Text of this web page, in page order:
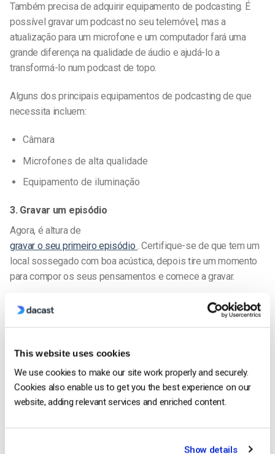
This website uses cookies
We use cookies to make our site work properly and securely.
Cookies also enable us to get you the best experience on our
website, adding relevant services and enriched content.
Show details
Também precisa de adquirir equipamento de podcasting. É
possível gravar um podcast no seu telemóvel, mas a
atualização para um microfone e um computador fará uma
grande diferença naqualidade de áudio e ajudá-lo a
transformá-lo num podcast de topo.
Alguns dos principais equipamentos de podcasting de que
necessita incluem:
Câmara
Microfones de alta qualidade
Equipamento de iluminação
3. Gravar um episódio
Agora, é altura de
gravar o seu primeiro episódio . Certifique-se de que tem um
local sossegado com boa acústica, depois tire um momento
para compor os seus pensamentos e comece a gravar.
É uma boa ideia ter uma lista de pontos de discussão para
que possa manter-se no caminho certo e cobrir tudo o que
começar uma gravação de podcastSe o seu filho não estiver a
pensar em nada, pode ir à casa de banho para não ser
interrompido a meio de um grande pensamento. É também